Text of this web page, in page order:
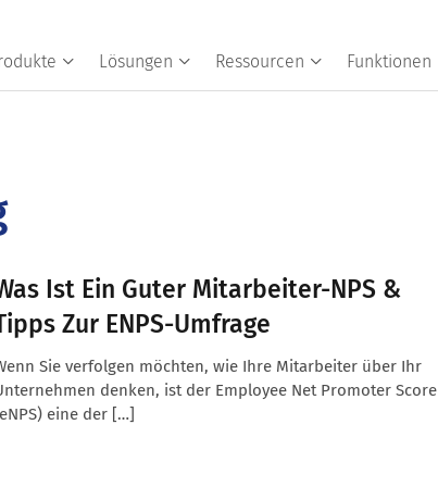
Lösungen Ressourcen Funktionen
Ist Ein Guter Mitarbeiter-NPS &
Zur ENPS-Umfrage
Sie verfolgen möchten, wie Ihre Mitarbeiter über Ihr
denken, ist der Employee Net Promoter Score
eine der […]